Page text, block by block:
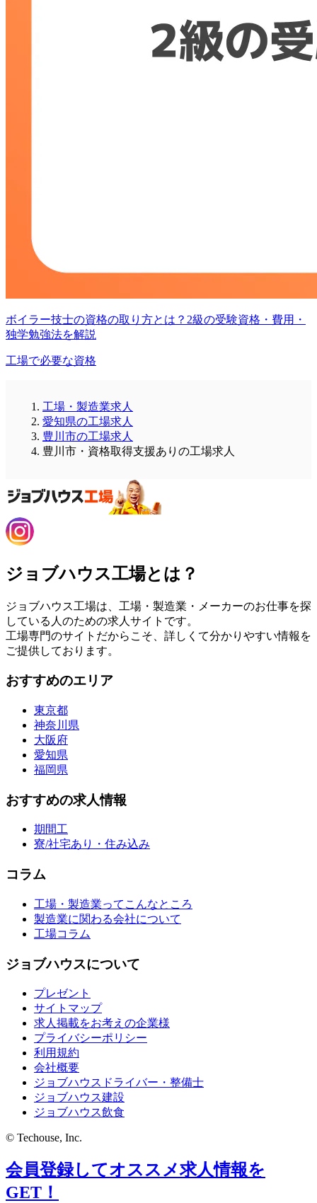
ボイラー技士の資格の取り方とは？2級の受験資格・費用・
独学勉強法を解説
工場で必要な資格
工場・製造業求人
愛知県の工場求人
豊川市の工場求人
豊川市・資格取得支援ありの工場求人
ジョブハウス工場とは？
ジョブハウス工場は、工場・製造業・メーカーのお仕事を探
している人のための求人サイトです。
工場専門のサイトだからこそ、詳しくて分かりやすい情報を
ご提供しております。
おすすめのエリア
東京都
神奈川県
大阪府
愛知県
福岡県
おすすめの求人情報
期間工
寮/社宅あり・住み込み
コラム
工場・製造業ってこんなところ
製造業に関わる会社について
工場コラム
ジョブハウスについて
プレゼント
サイトマップ
求人掲載をお考えの企業様
プライバシーポリシー
利用規約
会社概要
ジョブハウスドライバー・整備士
ジョブハウス建設
ジョブハウス飲食
© Techouse, Inc.
会員登録してオススメ求人情報を
GET！